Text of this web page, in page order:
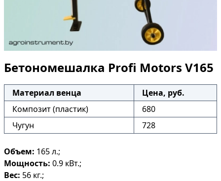
Бетономешалка Profi Motors V165
Материал венца
Цена, руб.
Композит (пластик)
680
Чугун
728
Объем: 165 л.;
Мощность: 0.9 кВт.;
Вес: 56 кг.;